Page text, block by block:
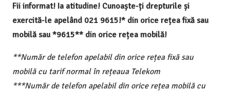
Fii informat! Ia atitudine! Cunoaște-ți drepturile și
exercită-le apelând 021 9615!* din orice rețea fixă sau
mobilă sau *9615** din orice rețea mobilă!
**Număr de telefon apelabil din orice rețea fixă sau
mobilă cu tarif normal în rețeaua Telekom
***Număr de telefon apelabil din orice rețea mobilă cu